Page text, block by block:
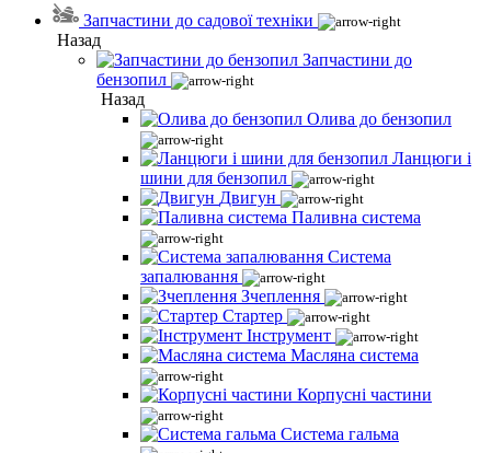
Запчастини до садової техніки
Назад
Запчастини до
бензопил
Назад
Олива до бензопил
Ланцюги і
шини для бензопил
Двигун
Паливна система
Система
запалювання
Зчеплення
Стартер
Інструмент
Масляна система
Корпусні частини
Система гальма